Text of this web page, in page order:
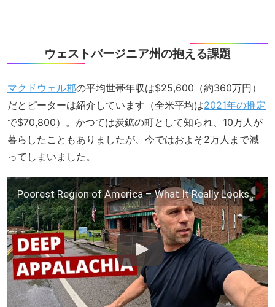
ウェストバージニア州の抱える課題
マクドウェル郡の平均世帯年収は$25,600（約360万円）
だとピーターは紹介しています（全米平均は2021年の推定
で$70,800）。かつては炭鉱の町として知られ、10万人が
暮らしたこともありましたが、今ではおよそ2万人まで減
ってしまいました。
Poorest Region of America – What It Really Looks Like 🇺🇸